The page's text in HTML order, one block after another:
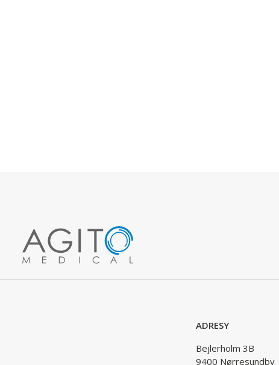
ADRESY
Bejlerholm 3B
9400 Nørresundby